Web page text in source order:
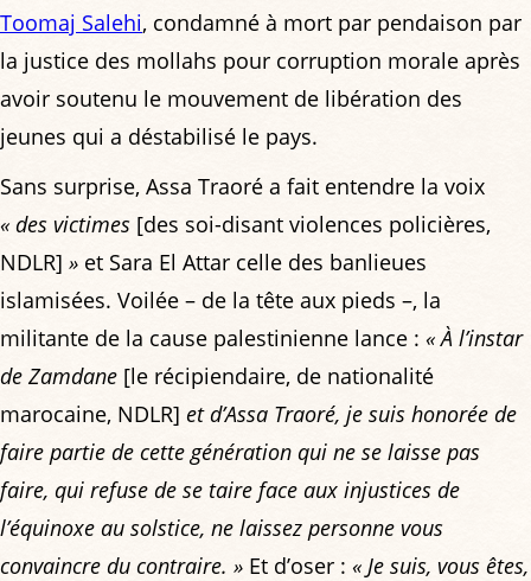
Toomaj Salehi, condamné à mort par pendaison par
la justice des mollahs pour corruption morale après
avoir soutenu le mouvement de libération des
jeunes qui a déstabilisé le pays.
Sans surprise, Assa Traoré a fait entendre la voix
« des victimes [des soi-disant violences policières,
NDLR] » et Sara El Attar celle des banlieues
islamisées. Voilée – de la tête aux pieds –, la
militante de la cause palestinienne lance : « À l’instar
de Zamdane [le récipiendaire, de nationalité
marocaine, NDLR] et d’Assa Traoré, je suis honorée de
faire partie de cette génération qui ne se laisse pas
faire, qui refuse de se taire face aux injustices de
l’équinoxe au solstice, ne laissez personne vous
convaincre du contraire. » Et d’oser : « Je suis, vous êtes,